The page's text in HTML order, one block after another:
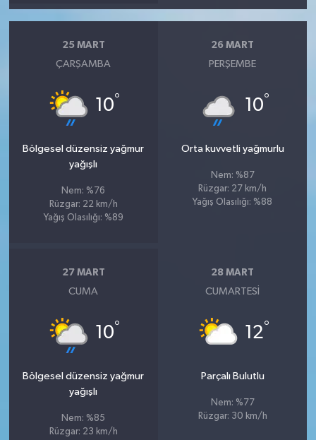
25 MART
ÇARŞAMBA
10°
Bölgesel düzensiz yağmur
yağışlı
Nem: %76
Rüzgar: 22 km/h
Yağış Olasılığı: %89
26 MART
PERŞEMBE
10°
Orta kuvvetli yağmurlu
Nem: %87
Rüzgar: 27 km/h
Yağış Olasılığı: %88
27 MART
CUMA
10°
Bölgesel düzensiz yağmur
yağışlı
Nem: %85
Rüzgar: 23 km/h
28 MART
CUMARTESI
12°
Parçalı Bulutlu
Nem: %77
Rüzgar: 30 km/h